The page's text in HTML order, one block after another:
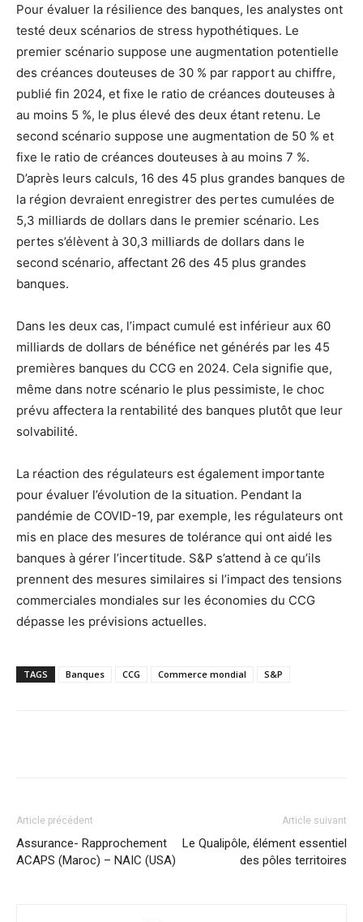
Pour évaluer la résilience des banques, les analystes ont
testé deux scénarios de stress hypothétiques. Le
premier scénario suppose une augmentation potentielle
des créances douteuses de 30 % par rapport au chiffre,
publié fin 2024, et fixe le ratio de créances douteuses à
au moins 5 %, le plus élevé des deux étant retenu. Le
second scénario suppose une augmentation de 50 % et
fixe le ratio de créances douteuses à au moins 7 %.
D’après leurs calculs, 16 des 45 plus grandes banques de
la région devraient enregistrer des pertes cumulées de
5,3 milliards de dollars dans le premier scénario. Les
pertes s’élèvent à 30,3 milliards de dollars dans le
second scénario, affectant 26 des 45 plus grandes
banques.
Dans les deux cas, l’impact cumulé est inférieur aux 60
milliards de dollars de bénéfice net générés par les 45
premières banques du CCG en 2024. Cela signifie que,
même dans notre scénario le plus pessimiste, le choc
prévu affectera la rentabilité des banques plutôt que leur
solvabilité.
La réaction des régulateurs est également importante
pour évaluer l’évolution de la situation. Pendant la
pandémie de COVID-19, par exemple, les régulateurs ont
mis en place des mesures de tolérance qui ont aidé les
banques à gérer l’incertitude. S&P s’attend à ce qu’ils
prennent des mesures similaires si l’impact des tensions
commerciales mondiales sur les économies du CCG
dépasse les prévisions actuelles.
TAGS Banques CCG Commerce mondial S&P
Article précédent
Assurance- Rapprochement
ACAPS (Maroc) – NAIC (USA)
Article suivant
Le Qualipôle, élément essentiel
des pôles territoires